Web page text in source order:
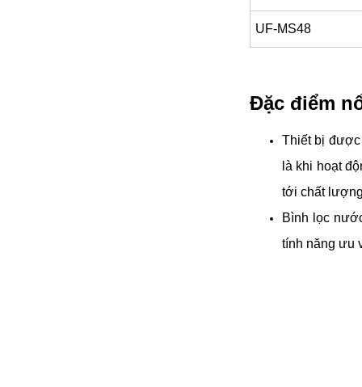
UF-MS48
Đặc điểm
Thiết bị được
là khi hoạt
tới chất
Bình lọc
tính năng ưu